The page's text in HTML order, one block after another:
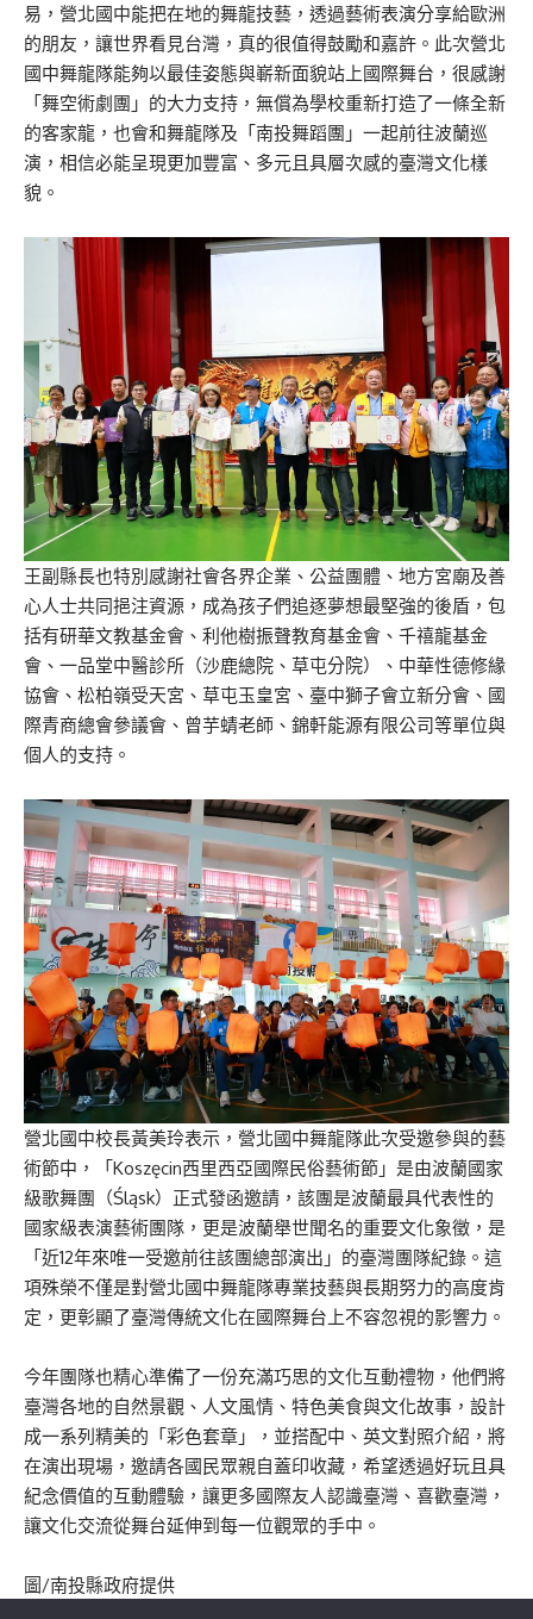
易，營北國中能把在地的舞龍技藝，透過藝術表演分享給歐洲
的朋友，讓世界看見台灣，真的很值得鼓勵和嘉許。此次營北
國中舞龍隊能夠以最佳姿態與嶄新面貌站上國際舞台，很感謝
「舞空術劇團」的大力支持，無償為學校重新打造了一條全新
的客家龍，也會和舞龍隊及「南投舞蹈團」一起前往波蘭巡
演，相信必能呈現更加豐富、多元且具層次感的臺灣文化樣
貌。
王副縣長也特別感謝社會各界企業、公益團體、地方宮廟及善
心人士共同挹注資源，成為孩子們追逐夢想最堅強的後盾，包
括有研華文教基金會、利他樹振聲教育基金會、千禧龍基金
會、一品堂中醫診所（沙鹿總院、草屯分院）、中華性德修緣
協會、松柏嶺受天宮、草屯玉皇宮、臺中獅子會立新分會、國
際青商總會參議會、曾芋蜻老師、錦軒能源有限公司等單位與
個人的支持。
營北國中校長黃美玲表示，營北國中舞龍隊此次受邀參與的藝
術節中，「Koszęcin西里西亞國際民俗藝術節」是由波蘭國家
級歌舞團（Śląsk）正式發函邀請，該團是波蘭最具代表性的
國家級表演藝術團隊，更是波蘭舉世聞名的重要文化象徵，是
「近12年來唯一受邀前往該團總部演出」的臺灣團隊紀錄。這
項殊榮不僅是對營北國中舞龍隊專業技藝與長期努力的高度肯
定，更彰顯了臺灣傳統文化在國際舞台上不容忽視的影響力。
今年團隊也精心準備了一份充滿巧思的文化互動禮物，他們將
臺灣各地的自然景觀、人文風情、特色美食與文化故事，設計
成一系列精美的「彩色套章」，並搭配中、英文對照介紹，將
在演出現場，邀請各國民眾親自蓋印收藏，希望透過好玩且具
紀念價值的互動體驗，讓更多國際友人認識臺灣、喜歡臺灣，
讓文化交流從舞台延伸到每一位觀眾的手中。
圖/南投縣政府提供